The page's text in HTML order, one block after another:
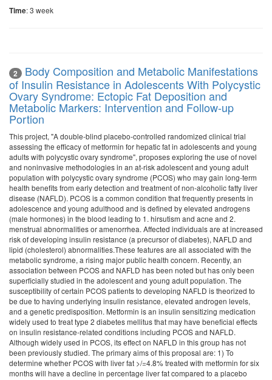
Time: 3 week
2
Body Composition and Metabolic Manifestations
of Insulin Resistance in Adolescents With Polycystic
Ovary Syndrome: Ectopic Fat Deposition and
Metabolic Markers: Intervention and Follow-up
Portion
This project, "A double-blind placebo-controlled randomized clinical trial
assessing the efficacy of metformin for hepatic fat in adolescents and young
adults with polycystic ovary syndrome", proposes exploring the use of novel
and noninvasive methodologies in an at-risk adolescent and young adult
population with polycystic ovary syndrome (PCOS) who may gain long-term
health benefits from early detection and treatment of non-alcoholic fatty liver
disease (NAFLD). PCOS is a common condition that frequently presents in
adolescence and young adulthood and is defined by elevated androgens
(male hormones) in the blood leading to 1. hirsutism and acne and 2.
menstrual abnormalities or amenorrhea. Affected individuals are at increased
risk of developing insulin resistance (a precursor of diabetes), NAFLD and
lipid (cholesterol) abnormalities.These features are all associated with the
metabolic syndrome, a rising major public health concern. Recently, an
association between PCOS and NAFLD has been noted but has only been
superficially studied in the adolescent and young adult population. The
susceptibility of certain PCOS patients to developing NAFLD is theorized to
be due to having underlying insulin resistance, elevated androgen levels,
and a genetic predisposition. Metformin is an insulin sensitizing medication
widely used to treat type 2 diabetes mellitus that may have beneficial effects
on insulin resistance-related conditions including PCOS and NAFLD.
Although widely used in PCOS, its effect on NAFLD in this group has not
been previously studied. The primary aims of this proposal are: 1) To
determine whether PCOS with liver fat >/=4.8% treated with metformin for six
months will have a decline in percentage liver fat compared to a placebo